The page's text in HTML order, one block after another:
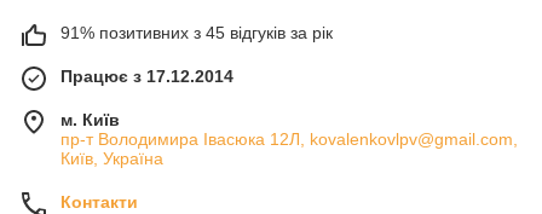
91% позитивних з 45 відгуків за рік
Працює з 17.12.2014
м. Київ
пр-т Володимира Івасюка 12Л, kovalenkovlpv@gmail.com,
Київ, Україна
Контакти